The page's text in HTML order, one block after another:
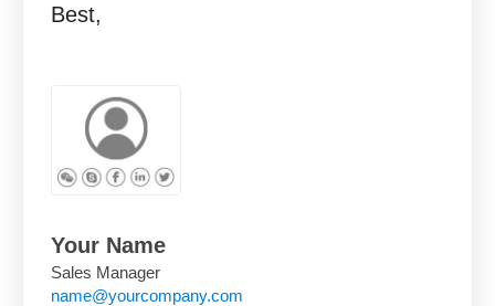
Best,
Your Name
Sales Manager
name@yourcompany.com